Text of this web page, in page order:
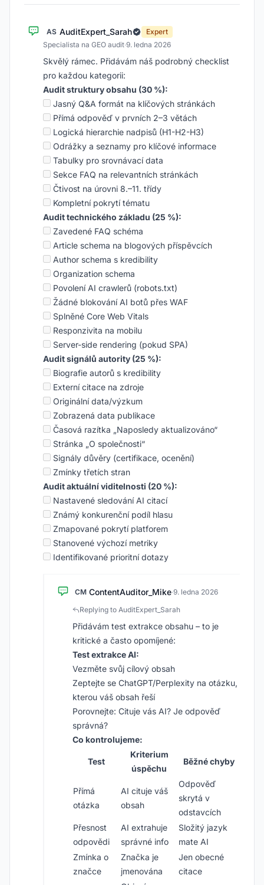
AS AuditExpert_Sarah
Expert
Specialista na GEO audit·9. ledna 2026
Skvělý rámec. Přidávám náš podrobný checklist
pro každou kategorii:
Audit struktury obsahu (30 %):
Jasný Q&A formát na klíčových stránkách
Přímá odpověď v prvních 2–3 větách
Logická hierarchie nadpisů (H1-H2-H3)
Odrážky a seznamy pro klíčové informace
Tabulky pro srovnávací data
Sekce FAQ na relevantních stránkách
Čtivost na úrovni 8.–11. třídy
Kompletní pokrytí tématu
Audit technického základu (25 %):
Zavedené FAQ schéma
Article schema na blogových příspěvcích
Author schema s kredibility
Organization schema
Povolení AI crawlerů (robots.txt)
Žádné blokování AI botů přes WAF
Splněné Core Web Vitals
Responzivita na mobilu
Server-side rendering (pokud SPA)
Audit signálů autority (25 %):
Biografie autorů s kredibility
Externí citace na zdroje
Originální data/výzkum
Zobrazená data publikace
Časová razítka „Naposledy aktualizováno“
Stránka „O společnosti“
Signály důvěry (certifikace, ocenění)
Zmínky třetích stran
Audit aktuální viditelnosti (20 %):
Nastavené sledování AI citací
Známý konkurenční podíl hlasu
Zmapované pokrytí platforem
Stanovené výchozí metriky
Identifikované prioritní dotazy
CM ContentAuditor_Mike·9. ledna 2026
Replying to AuditExpert_Sarah
Přidávám test extrakce obsahu – to je
kritické a často opomíjené:
Test extrakce AI:
Vezměte svůj cílový obsah
Zeptejte se ChatGPT/Perplexity na otázku,
kterou váš obsah řeší
Porovnejte: Cituje vás AI? Je odpověď
správná?
Co kontrolujeme:
Test
Kriterium
úspěchu
Běžné chyby
Přímá
otázka
AI cituje váš
obsah
Odpověď
skrytá v
odstavcích
Přesnost
odpovědi
AI extrahuje
správné info
Složitý jazyk
mate AI
Zmínka o
značce
Značka je
jmenována
Jen obecné
citace